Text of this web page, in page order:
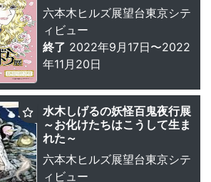
六本木ヒルズ展望台東京シテ
ィビュー
終了 2022年9月17日〜2022
年11月20日
水木しげるの妖怪百鬼夜行展
～お化けたちはこうして生ま
れた～
六本木ヒルズ展望台東京シテ
ィビュー